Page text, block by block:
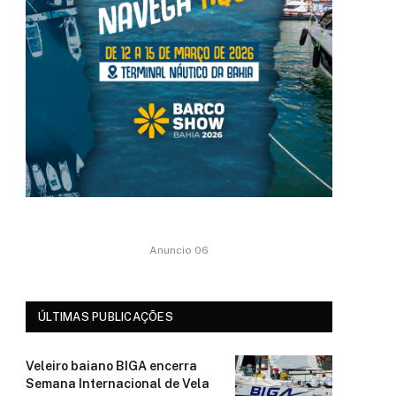
Anuncio 06
ÚLTIMAS PUBLICAÇÕES
Veleiro baiano BIGA encerra
Semana Internacional de Vela